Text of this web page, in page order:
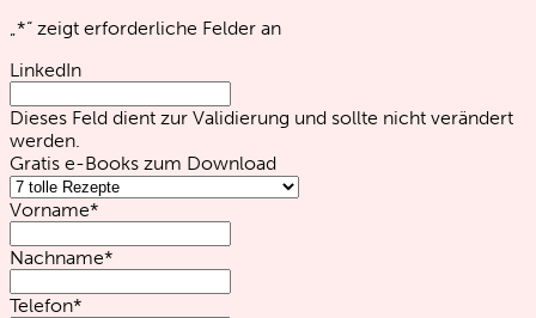
„*“ zeigt erforderliche Felder an
LinkedIn
Dieses Feld dient zur Validierung und sollte nicht verändert
werden.
Gratis e-Books zum Download
Vorname*
Nachname*
Telefon*